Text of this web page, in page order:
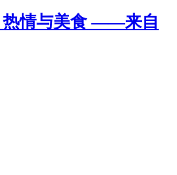
热情与美食 ——来自